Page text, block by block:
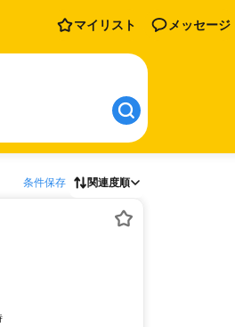
マイリスト メッセージ
条件保存 関連度順